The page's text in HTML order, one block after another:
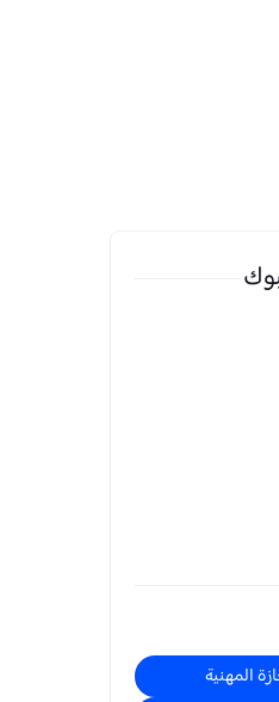
المهنية